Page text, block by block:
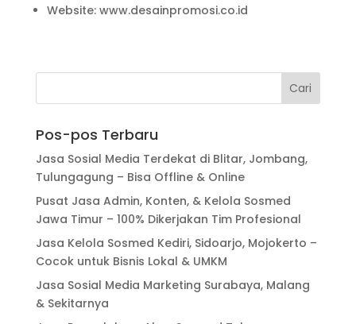
Website: www.desainpromosi.co.id
Pos-pos Terbaru
Jasa Sosial Media Terdekat di Blitar, Jombang,
Tulungagung – Bisa Offline & Online
Pusat Jasa Admin, Konten, & Kelola Sosmed
Jawa Timur – 100% Dikerjakan Tim Profesional
Jasa Kelola Sosmed Kediri, Sidoarjo, Mojokerto –
Cocok untuk Bisnis Lokal & UMKM
Jasa Sosial Media Marketing Surabaya, Malang
& Sekitarnya